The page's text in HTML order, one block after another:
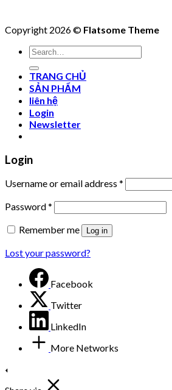
Copyright 2026 © Flatsome Theme
Search
for:
TRANG CHỦ
SẢN PHẨM
liên hệ
Login
Newsletter
Login
Username or email address *
Password*
Remember me
Log in
Lost your password?
Facebook
Twitter
LinkedIn
More Networks